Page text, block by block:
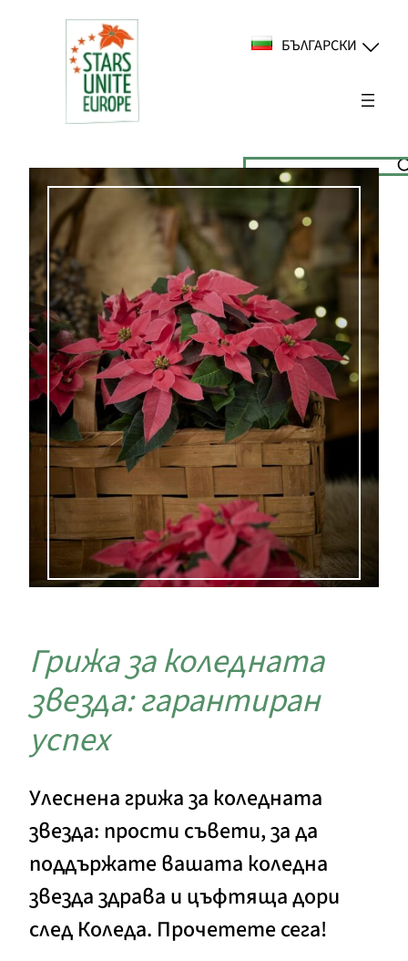
съдържанието
БЪЛГАРСКИ
Suchen
Грижа за коледната
звезда: гарантиран
успех
Улеснена грижа за коледната
звезда: прости съвети, за да
поддържате вашата коледна
звезда здрава и цъфтяща дори
след Коледа. Прочетете сега!